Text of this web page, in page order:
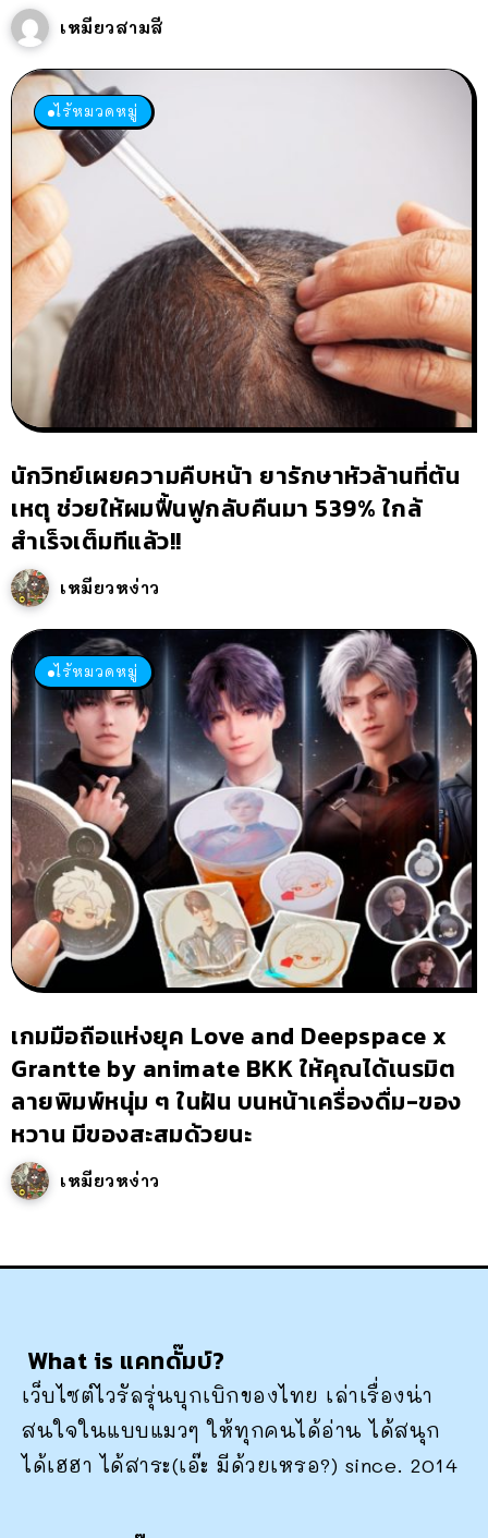
เหมียวสามสี
ไร้หมวดหมู่
นักวิทย์เผยความคืบหน้า ยารักษาหัวล้านที่ต้น
เหตุ ช่วยให้ผมฟื้นฟูกลับคืนมา 539% ใกล้
สำเร็จเต็มทีแล้ว!!
เหมียวหง่าว
ไร้หมวดหมู่
เกมมือถือแห่งยุค Love and Deepspace x
Grantte by animate BKK ให้คุณได้เนรมิต
ลายพิมพ์หนุ่ม ๆ ในฝัน บนหน้าเครื่องดื่ม-ของ
หวาน มีของสะสมด้วยนะ
เหมียวหง่าว
What is แคทดั๊มบ์?
เว็บไซต์ไวรัลรุ่นบุกเบิกของไทย เล่าเรื่องน่า
สนใจในแบบแมวๆ ให้ทุกคนได้อ่าน ได้สนุก
ได้เฮฮา ได้สาระ(เอ๊ะ มีด้วยเหรอ?) since. 2014